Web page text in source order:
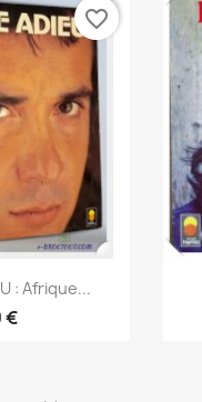
rapide
: Afrique...
€
favorite_border